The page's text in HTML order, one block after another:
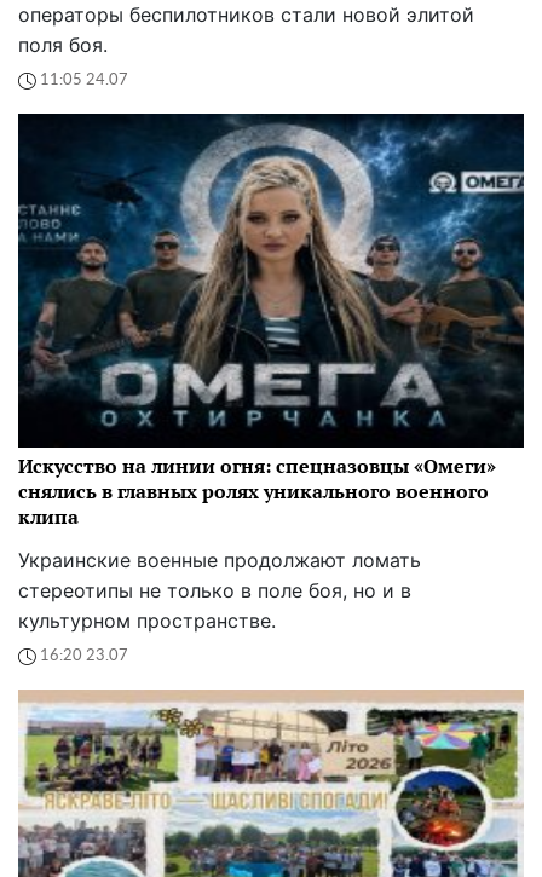
операторы беспилотников стали новой элитой
поля боя.
11:05 24.07
Искусство на линии огня: спецназовцы «Омеги»
снялись в главных ролях уникального военного
клипа
Украинские военные продолжают ломать
стереотипы не только в поле боя, но и в
культурном пространстве.
16:20 23.07